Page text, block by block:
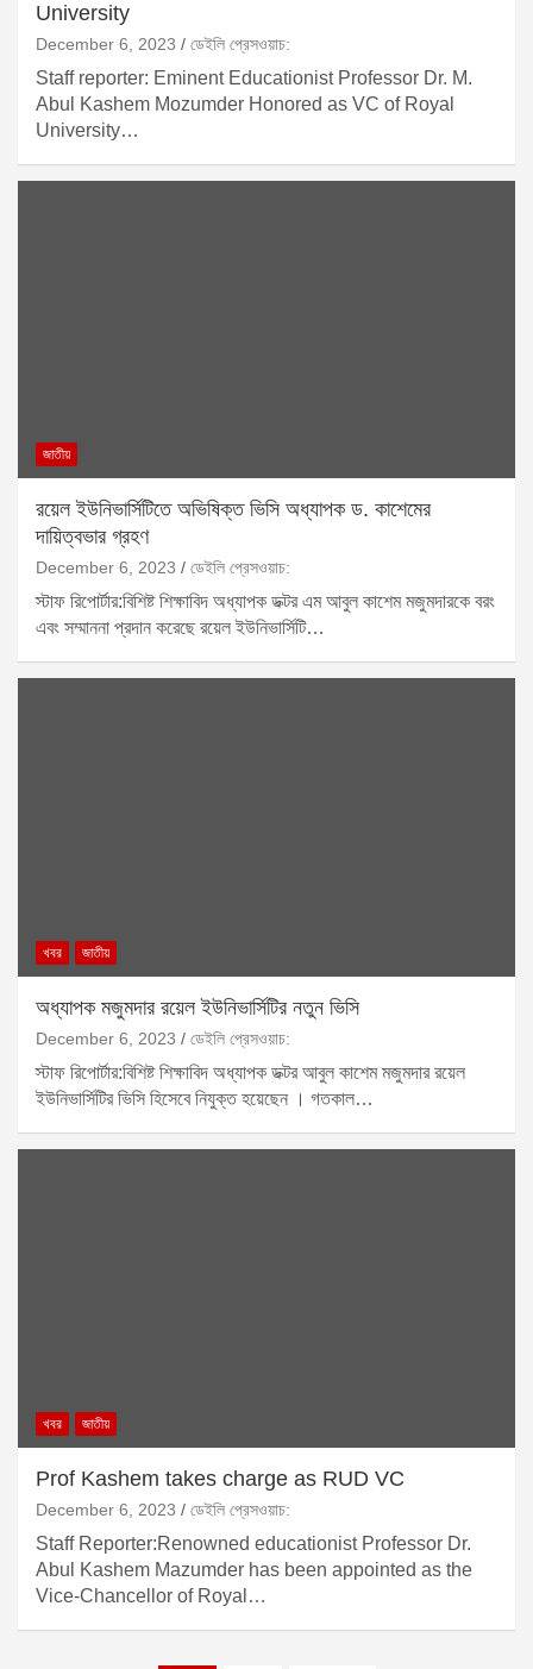
University
December 6, 2023 ডেইলি প্রেসওয়াচ:
Staff reporter: Eminent Educationist Professor Dr. M.
Abul Kashem Mozumder Honored as VC of Royal
University…
জাতীয়
রয়েল ইউনিভার্সিটিতে অভিষিক্ত ভিসি অধ্যাপক ড. কাশেমের
দায়িত্বভার গ্রহণ
December 6, 2023 ডেইলি প্রেসওয়াচ:
স্টাফ রিপোর্টার:বিশিষ্ট শিক্ষাবিদ অধ্যাপক ডক্টর এম আবুল কাশেম মজুমদারকে বরং
এবং সম্মাননা প্রদান করেছে রয়েল ইউনিভার্সিটি…
খবর জাতীয়
অধ্যাপক মজুমদার রয়েল ইউনিভার্সিটির নতুন ভিসি
December 6, 2023 ডেইলি প্রেসওয়াচ:
স্টাফ রিপোর্টার:বিশিষ্ট শিক্ষাবিদ অধ্যাপক ডক্টর আবুল কাশেম মজুমদার রয়েল
ইউনিভার্সিটির ভিসি হিসেবে নিযুক্ত হয়েছেন । গতকাল…
খবর জাতীয়
Prof Kashem takes charge as RUD VC
December 6, 2023 ডেইলি প্রেসওয়াচ:
Staff Reporter:Renowned educationist Professor Dr.
Abul Kashem Mazumder has been appointed as the
Vice-Chancellor of Royal…